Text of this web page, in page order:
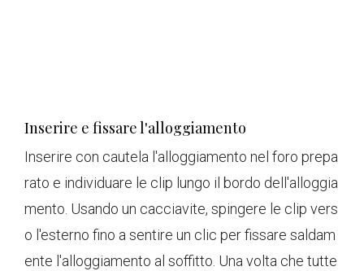
Inserire e fissare l'alloggiamento
Inserire con cautela l'alloggiamento nel foro prepa
rato e individuare le clip lungo il bordo dell'alloggia
mento. Usando un cacciavite, spingere le clip vers
o l'esterno fino a sentire un clic per fissare saldam
ente l'alloggiamento al soffitto. Una volta che tutte